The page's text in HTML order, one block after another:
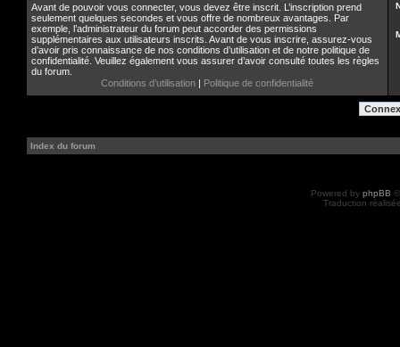
Avant de pouvoir vous connecter, vous devez être inscrit. L’inscription prend
seulement quelques secondes et vous offre de nombreux avantages. Par
exemple, l’administrateur du forum peut accorder des permissions
supplémentaires aux utilisateurs inscrits. Avant de vous inscrire, assurez-vous
d’avoir pris connaissance de nos conditions d’utilisation et de notre politique de
confidentialité. Veuillez également vous assurer d’avoir consulté toutes les règles
du forum.
Conditions d’utilisation | Politique de confidentialité
Index du forum
Powered by phpBB
Traduction